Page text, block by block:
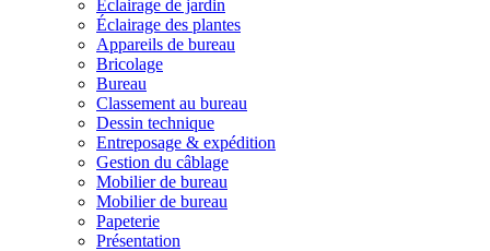
Éclairage de jardin
Éclairage des plantes
Appareils de bureau
Bricolage
Bureau
Classement au bureau
Dessin technique
Entreposage & expédition
Gestion du câblage
Mobilier de bureau
Mobilier de bureau
Papeterie
Présentation